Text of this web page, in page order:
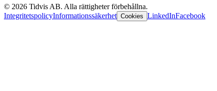
© 2026 Tidvis AB. Alla rättigheter förbehållna.
IntegritetspolicyInformationssäkerhet Cookies LinkedInFacebook